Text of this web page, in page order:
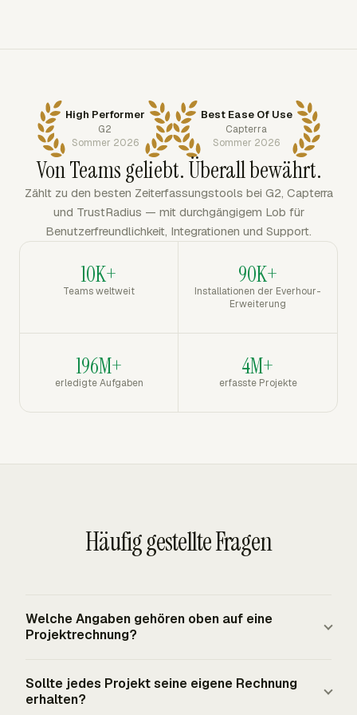
High Performer
G2
Sommer 2026
Best Ease Of Use
Capterra
Sommer 2026
Von Teams geliebt. Überall bewährt.
Zählt zu den besten Zeiterfassungstools bei G2, Capterra
und TrustRadius — mit durchgängigem Lob für
Benutzerfreundlichkeit, Integrationen und Support.
10K+
Teams weltweit
90K+
Installationen der Everhour-
Erweiterung
196M+
erledigte Aufgaben
4M+
erfasste Projekte
Häufig gestellte Fragen
Welche Angaben gehören oben auf eine
Projektrechnung?
Verkäufer und Käufer, Rechnungsadressen, Projektname,
Sollte jedes Projekt seine eigene Rechnung
erhalten?